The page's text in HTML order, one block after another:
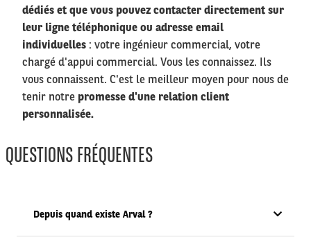
dédiés et que vous pouvez contacter directement sur
leur ligne téléphonique ou adresse email
individuelles : votre ingénieur commercial, votre
chargé d'appui commercial. Vous les connaissez. Ils
vous connaissent. C'est le meilleur moyen pour nous de
tenir notre promesse d'une relation client
personnalisée.
QUESTIONS FRÉQUENTES
Depuis quand existe Arval ?